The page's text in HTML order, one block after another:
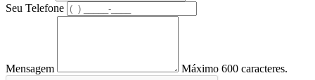
Seu Telefone
Mensagem Máximo 600 caracteres.